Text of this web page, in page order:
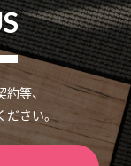
等、
ださい。